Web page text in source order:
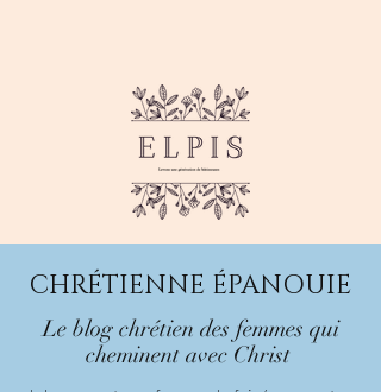
CHRÉTIENNE ÉPANOUIE
Le blog chrétien des femmes qui
cheminent avec Christ